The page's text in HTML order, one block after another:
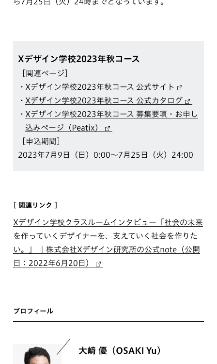
Xデザイン学校2023年秋コース
［関連ページ］
Xデザイン学校2023年秋コース 公式サイト
Xデザイン学校2023年秋コース 公式カタログ
Xデザイン学校2023年秋コース 募集要項・お申し
込みページ（Peatix）
［申込期間］
2023年7月9日（日）0:00〜7月25日（火）24:00
[ 関連リンク ]
Xデザイン学校クラスルームインタビュー「社会の未来
を作っていくデザイナーを、支えていく社会を作りた
い。」 ｜株式会社Xデザイン研究所の公式note（公開
日：2022年6月20日）
プロフィール
大﨑 優（OSAKI Yu）